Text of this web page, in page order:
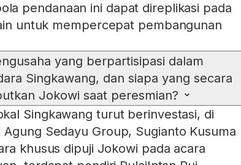
pendanaan ini dapat direplikasi pada
untuk mempercepat pembangunan
yang berpartisipasi dalam
Singkawang, dan siapa yang secara
Jokowi saat peresmian?
Singkawang turut berinvestasi, di
Sedayu Group, Sugianto Kusuma
khusus dipuji Jokowi pada acara